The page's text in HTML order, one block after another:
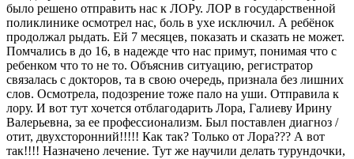
было решено отправить нас к ЛОРу. ЛОР в государственной
поликлинике осмотрел нас, боль в ухе исключил. А ребёнок
продолжал рыдать. Ей 7 месяцев, показать и сказать не может.
Помчались в до 16, в надежде что нас примут, понимая что с
ребенком что то не то. Объяснив ситуацию, регистратор
связалась с докторов, та в свою очередь, признала без лишних
слов. Осмотрела, подозрение тоже пало на уши. Отправила к
лору. И вот тут хочется отблагодарить Лора, Галиеву Ирину
Валерьевна, за ее профессионализм. Был поставлен диагноз /
отит, двухсторонний!!!!! Как так? Только от Лора??? А вот
так!!!! Назначено лечение. Тут же научили делать турундочки,